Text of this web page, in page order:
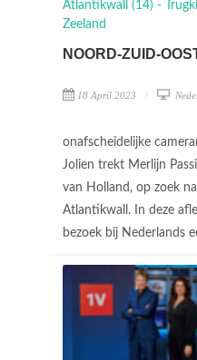
NOORD-ZUID-
18 April 2023
onafscheidelijke
Jolien trekt Merlijn
van Holland, op zoek
Atlantikwall. In deze
bezoek bij Nederlands